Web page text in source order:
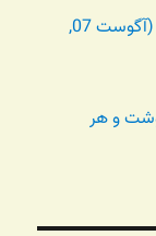
دروغ هایی که می شنویم: ابررایانه ایران - (آگوست 07,
و هر